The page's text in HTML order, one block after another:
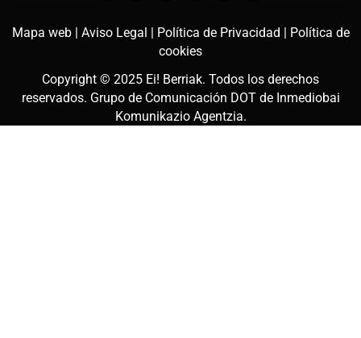
Mapa web | Aviso Legal | Política de Privacidad | Política de
cookies
Copyright © 2025 Ei! Berriak. Todos los derechos
reservados. Grupo de Comunicación DOT de Inmediobai
Komunikazio Agentzia.